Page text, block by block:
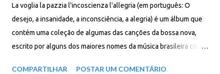
La voglia la pazzia l'incoscienza l'allegria (em português: O
desejo, a insanidade, a inconsciência, a alegria) é um álbum que
contém uma coleção de algumas das canções da bossa nova,
escrito por alguns dos maiores nomes da música brasileira como
COMPARTILHAR
POSTAR UM COMENTÁRIO